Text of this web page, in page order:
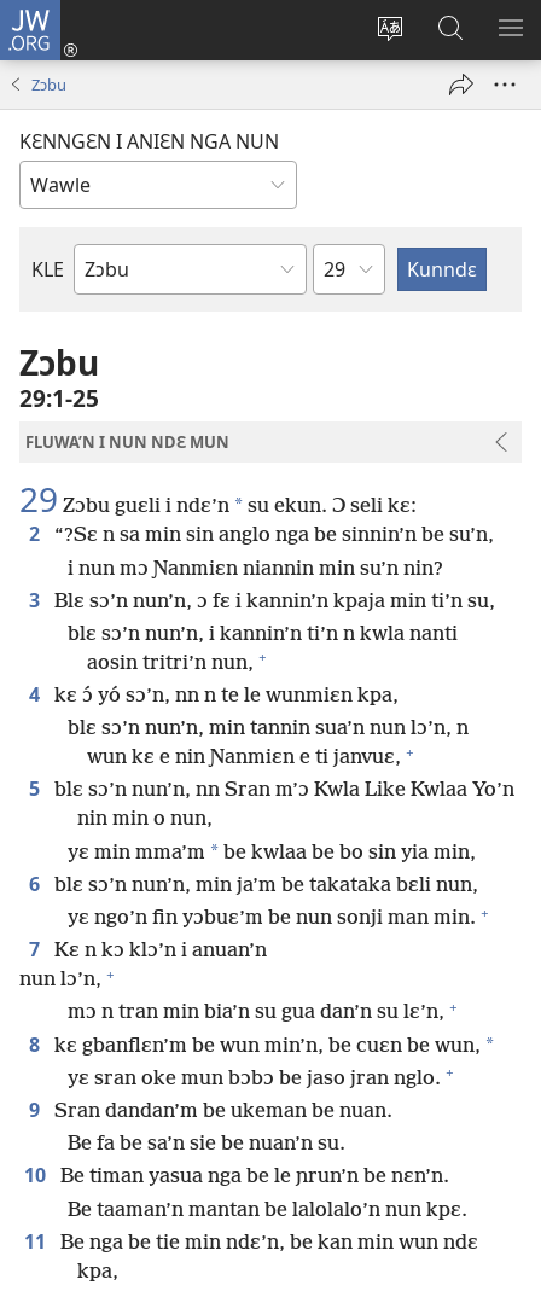
JW.ORG
Kaci
aniɛn'n
Wlu
nun
Kunndɛ
JW.ORG
su
Zɔbu
KƐNNGƐN I ANIƐN NGA NUN
KLE
Biblu'n
Ndɛ
tre
Zɔbu
29:1-25
FLUWA’N I NUN NDƐ MUN
29 Zɔbu guɛli i ndɛ’n * su ekun. Ɔ seli kɛ:
2
“?Sɛ n sa min sin anglo nga be sinnin’n be su’n,
i nun mɔ Ɲanmiɛn niannin min su’n nin?
3
Blɛ sɔ’n nun’n, ɔ fɛ i kannin’n kpaja min ti’n su,
blɛ sɔ’n nun’n, i kannin’n ti’n n kwla nanti
aosin tritri’n nun, +
4
kɛ ɔ́ yó sɔ’n, nn n te le wunmiɛn kpa,
blɛ sɔ’n nun’n, min tannin sua’n nun lɔ’n, n
wun kɛ e nin Ɲanmiɛn e ti janvuɛ, +
5
blɛ sɔ’n nun’n, nn Sran m’ɔ Kwla Like Kwlaa Yo’n
nin min o nun,
yɛ min mma’m * be kwlaa be bo sin yia min,
6
blɛ sɔ’n nun’n, min ja’m be takataka bɛli nun,
yɛ ngo’n fin yɔbuɛ’m be nun sonji man min. +
7
Kɛ n kɔ klɔ’n i anuan’n
nun lɔ’n, +
mɔ n tran min bia’n su gua dan’n su lɛ’n, +
8 kɛ gbanflɛn’m be wun min’n, be cuɛn be wun, *
yɛ sran oke mun bɔbɔ be jaso jran nglo. +
9
Sran dandan’m be ukeman be nuan.
Be fa be sa’n sie be nuan’n su.
10
Be timan yasua nga be le ɲrun’n be nɛn’n.
Be taaman’n mantan be lalolalo’n nun kpɛ.
11
Be nga be tie min ndɛ’n, be kan min wun ndɛ
kpa,